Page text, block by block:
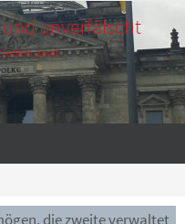
unverfälscht
jedem passt
die zweite verwaltet